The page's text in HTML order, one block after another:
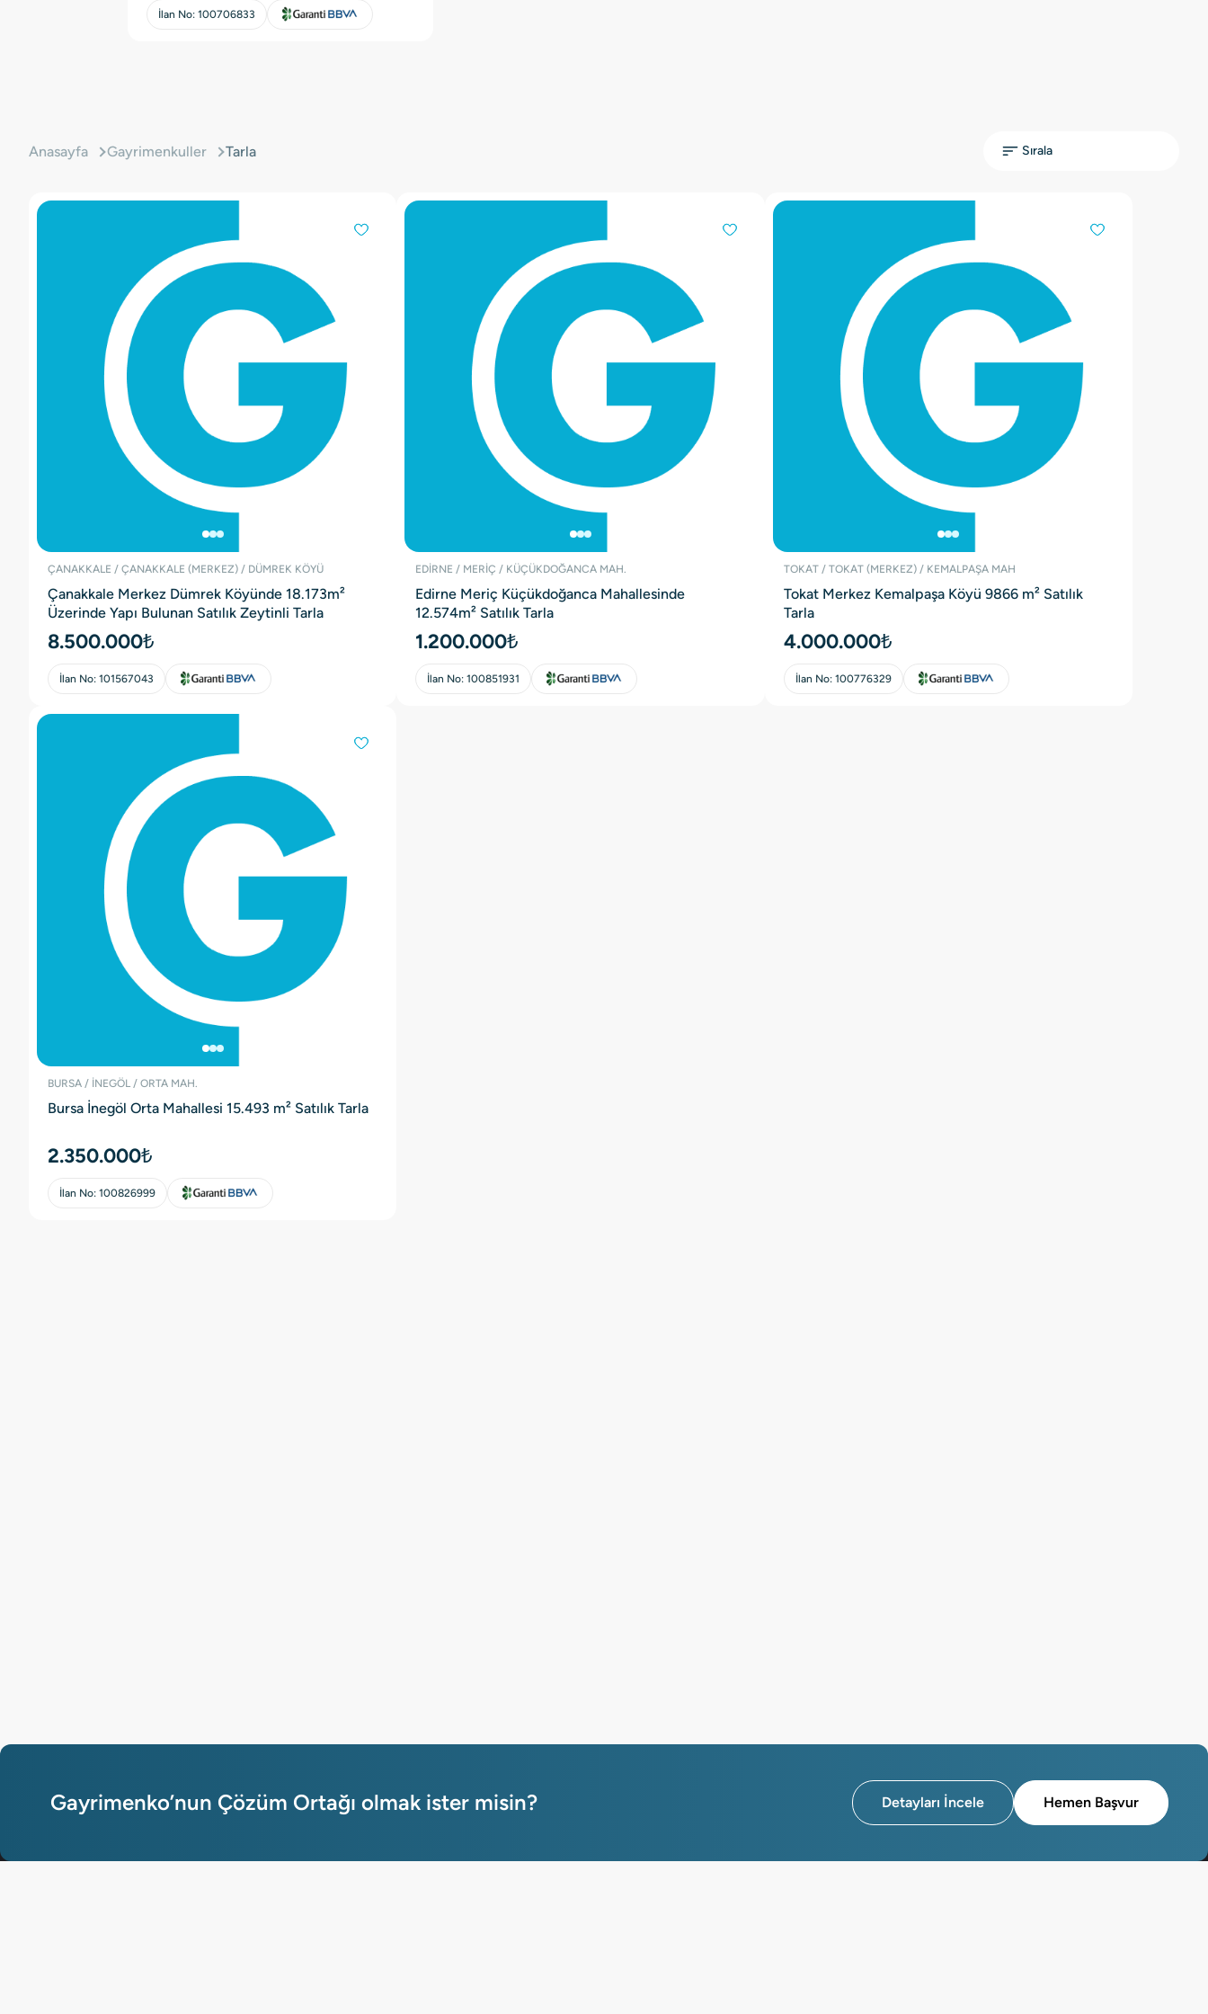
İlan No: 100706833
Anasayfa Gayrimenkuller Tarla Sırala
ÇANAKKALE / ÇANAKKALE (MERKEZ) / DÜMREK KÖYÜ
Çanakkale Merkez Dümrek Köyünde 18.173m²
Üzerinde Yapı Bulunan Satılık Zeytinli Tarla
8.500.000₺
İlan No: 101567043
EDİRNE / MERİÇ / KÜÇÜKDOĞANCA MAH.
Edirne Meriç Küçükdoğanca Mahallesinde
12.574m² Satılık Tarla
1.200.000₺
İlan No:100851931
TOKAT / TOKAT (MERKEZ) / KEMALPAŞA MAH
Tokat Merkez Kemalpaşa Köyü 9866 m² Satılık
Tarla
4.000.000₺
İlan No: 100776329
BURSA / İNEGÖL / ORTA MAH.
Bursa İnegöl Orta Mahallesi 15.493 m² Satılık Tarla
2.350.000₺
İlan No: 100826999
Gayrimenko’nun Çözüm Ortağı olmak ister misin? Detayları İncele Hemen Başvur